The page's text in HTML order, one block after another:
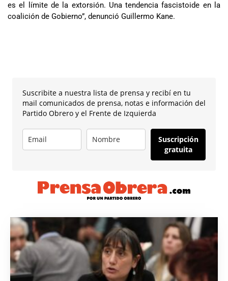
es el límite de la extorsión. Una tendencia fascistoide en la
coalición de Gobierno”, denunció Guillermo Kane.
Suscribite a nuestra lista de prensa y recibí en tu
mail comunicados de prensa, notas e información del
Partido Obrero y el Frente de Izquierda
Suscripción
gratuita